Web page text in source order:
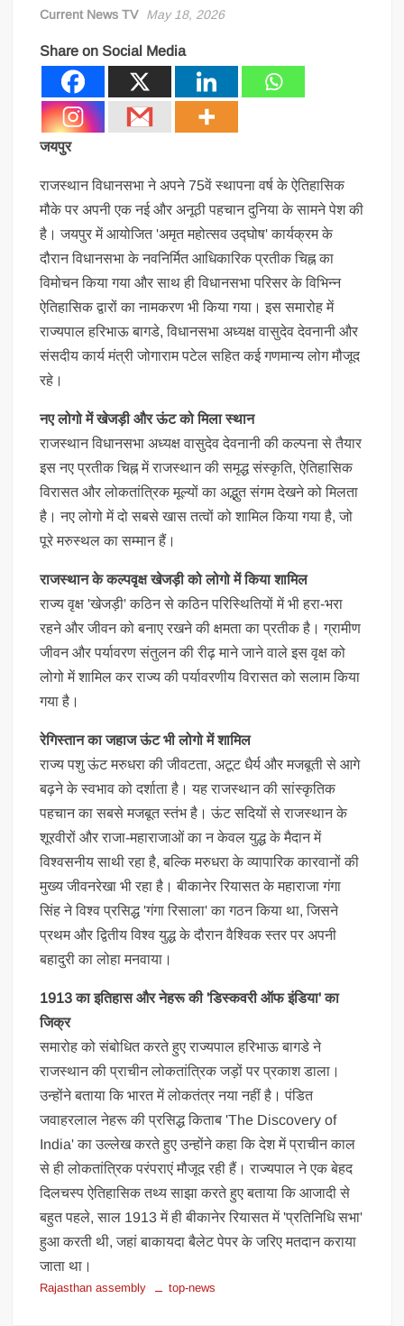
Current News TV May 18, 2026
Share on Social Media
जयपुर
राजस्थान विधानसभा ने अपने 75वें स्थापना वर्ष के ऐतिहासिक
मौके पर अपनी एक नई और अनूठी पहचान दुनिया के सामने पेश की
है। जयपुर में आयोजित 'अमृत महोत्सव उद्घोष' कार्यक्रम के
दौरान विधानसभा के नवनिर्मित आधिकारिक प्रतीक चिह्न का
विमोचन किया गया और साथ ही विधानसभा परिसर के विभिन्न
ऐतिहासिक द्वारों का नामकरण भी किया गया। इस समारोह में
राज्यपाल हरिभाऊ बागडे, विधानसभा अध्यक्ष वासुदेव देवनानी और
संसदीय कार्य मंत्री जोगाराम पटेल सहित कई गणमान्य लोग मौजूद
रहे।
नए लोगो में खेजड़ी और ऊंट को मिला स्थान
राजस्थान विधानसभा अध्यक्ष वासुदेव देवनानी की कल्पना से तैयार
इस नए प्रतीक चिह्न में राजस्थान की समृद्ध संस्कृति, ऐतिहासिक
विरासत और लोकतांत्रिक मूल्यों का अद्भुत संगम देखने को मिलता
है। नए लोगो में दो सबसे खास तत्वों को शामिल किया गया है, जो
पूरे मरुस्थल का सम्मान हैं।
राजस्थान के कल्पवृक्ष खेजड़ी को लोगो में किया शामिल
राज्य वृक्ष 'खेजड़ी' कठिन से कठिन परिस्थितियों में भी हरा-भरा
रहने और जीवन को बनाए रखने की क्षमता का प्रतीक है। ग्रामीण
जीवन और पर्यावरण संतुलन की रीढ़ माने जाने वाले इस वृक्ष को
लोगो में शामिल कर राज्य की पर्यावरणीय विरासत को सलाम किया
गया है।
रेगिस्तान का जहाज ऊंट भी लोगो में शामिल
राज्य पशु ऊंट मरुधरा की जीवटता, अटूट धैर्य और मजबूती से आगे
बढ़ने के स्वभाव को दर्शाता है। यह राजस्थान की सांस्कृतिक
पहचान का सबसे मजबूत स्तंभ है। ऊंट सदियों से राजस्थान के
शूरवीरों और राजा-महाराजाओं का न केवल युद्ध के मैदान में
विश्वसनीय साथी रहा है, बल्कि मरुधरा के व्यापारिक कारवानों की
मुख्य जीवनरेखा भी रहा है। बीकानेर रियासत के महाराजा गंगा
सिंह ने विश्व प्रसिद्ध 'गंगा रिसाला' का गठन किया था, जिसने
प्रथम और द्वितीय विश्व युद्ध के दौरान वैश्विक स्तर पर अपनी
बहादुरी का लोहा मनवाया।
1913 का इतिहास और नेहरू की 'डिस्कवरी ऑफ इंडिया' का
जिक्र
समारोह को संबोधित करते हुए राज्यपाल हरिभाऊ बागडे ने
राजस्थान की प्राचीन लोकतांत्रिक जड़ों पर प्रकाश डाला।
उन्होंने बताया कि भारत में लोकतंत्र नया नहीं है। पंडित
जवाहरलाल नेहरू की प्रसिद्ध किताब 'The Discovery of
India' का उल्लेख करते हुए उन्होंने कहा कि देश में प्राचीन काल
से ही लोकतांत्रिक परंपराएं मौजूद रही हैं। राज्यपाल ने एक बेहद
दिलचस्प ऐतिहासिक तथ्य साझा करते हुए बताया कि आजादी से
बहुत पहले, साल 1913 में ही बीकानेर रियासत में 'प्रतिनिधि सभा'
हुआ करती थी, जहां बाकायदा बैलेट पेपर के जरिए मतदान कराया
जाता था।
Rajasthan assembly top-news